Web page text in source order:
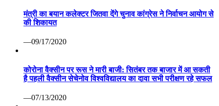
मंत्री का बयान कलेक्टर जितवा देंगे चुनाव कांग्रेस ने निर्वाचन आयोग से
की शिकायत
—09/17/2020
कोरोना वैक्सीन पर रूस ने मारी बाजी: सितंबर तक बाजार में आ सकती
है पहली वैक्सीन सेचेनोव विश्वविद्यालय का दावा सभी परीक्षण रहे सफल
—07/13/2020